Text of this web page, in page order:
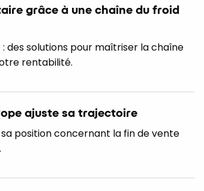
grâce à une chaîne du froid
des solutions pour maîtriser la chaîne
rentabilité.
ajuste sa trajectoire
position concernant la fin de vente